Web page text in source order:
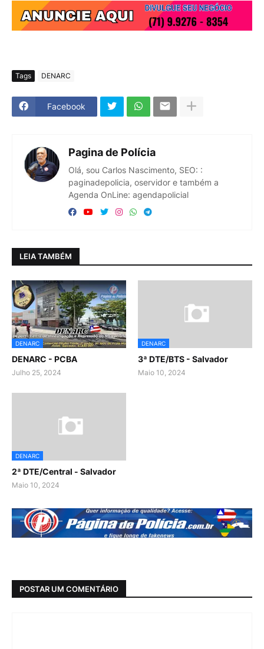
Tags DENARC
Facebook
Pagina de Polícia
Olá, sou Carlos Nascimento, SEO: :
paginadepolicia, oservidor e também a
Agenda OnLine: agendapolicial
LEIA TAMBÉM
DENARC
DENARC - PCBA
Julho 25, 2024
DENARC
3ª DTE/BTS - Salvador
Maio 10, 2024
DENARC
2ª DTE/Central - Salvador
Maio 10, 2024
POSTAR UM COMENTÁRIO